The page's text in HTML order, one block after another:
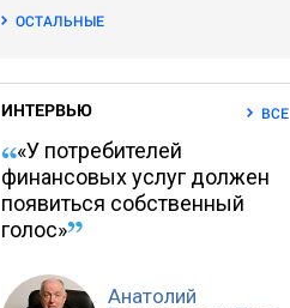
ОСТАЛЬНЫЕ
ИНТЕРВЬЮ ВСЕ
«У потребителей
финансовых услуг должен
появиться собственный
голос»
Анатолий